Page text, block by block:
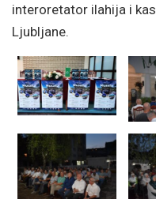
interoretator ilahija i
Ljubljane.